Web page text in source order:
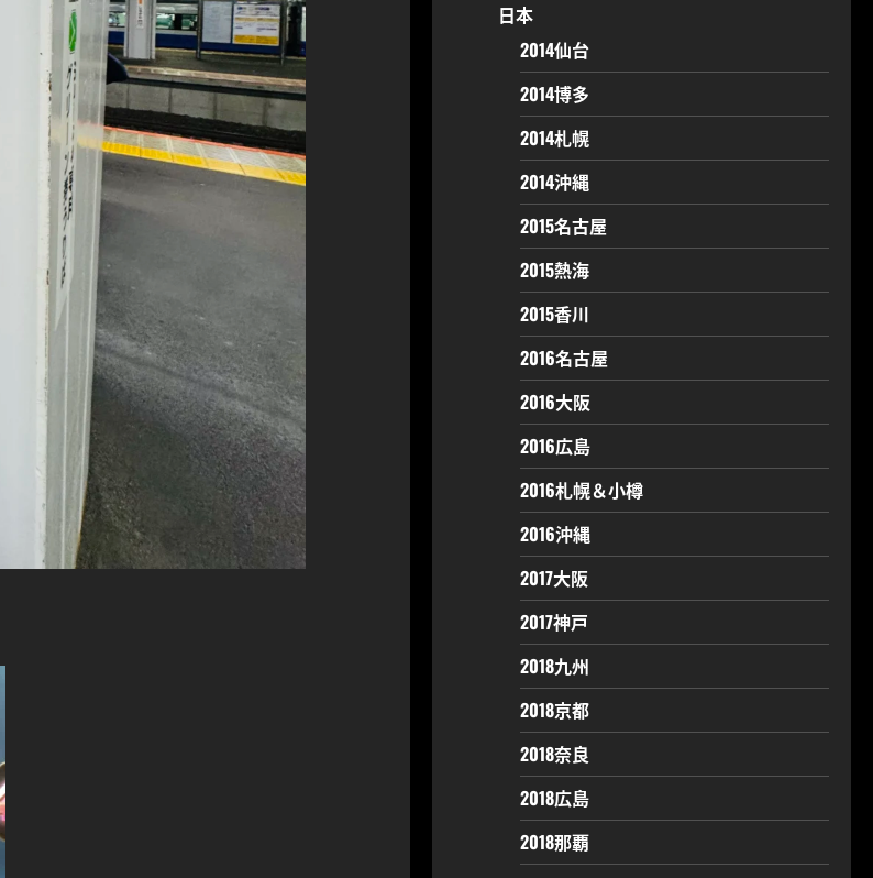
日本
2014仙台
2014博多
2014札幌
2014沖縄
2015名古屋
2015熱海
2015香川
2016名古屋
2016大阪
2016広島
2016札幌＆小樽
2016沖縄
2017大阪
2017神戸
2018九州
2018京都
2018奈良
2018広島
2018那覇